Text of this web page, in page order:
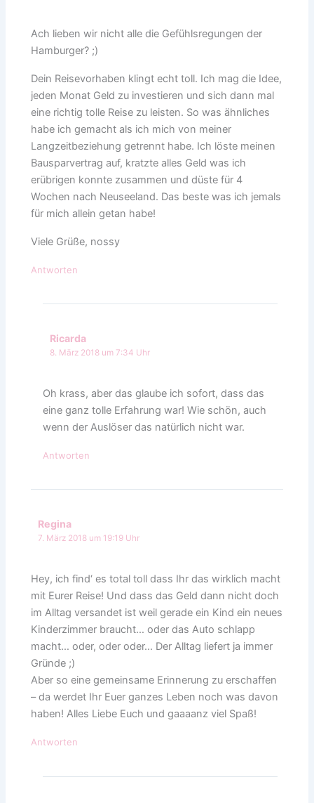
Ach lieben wir nicht alle die Gefühlsregungen der
Hamburger? ;)
Dein Reisevorhaben klingt echt toll. Ich mag die Idee,
jeden Monat Geld zu investieren und sich dann mal
eine richtig tolle Reise zu leisten. So was ähnliches
habe ich gemacht als ich mich von meiner
Langzeitbeziehung getrennt habe. Ich löste meinen
Bausparvertrag auf, kratzte alles Geld was ich
erübrigen konnte zusammen und düste für 4
Wochen nach Neuseeland. Das beste was ich jemals
für mich allein getan habe!
Viele Grüße, nossy
Antworten
Ricarda
8. März 2018 um 7:34 Uhr
Oh krass, aber das glaube ich sofort, dass das
eine ganz tolle Erfahrung war! Wie schön, auch
wenn der Auslöser das natürlich nicht war.
Antworten
Regina
7. März 2018 um 19:19 Uhr
Hey, ich find‘ es total toll dass Ihr das wirklich macht
mit Eurer Reise! Und dass das Geld dann nicht doch
im Alltag versandet ist weil gerade ein Kind ein neues
Kinderzimmer braucht… oder das Auto schlapp
macht… oder, oder oder… Der Alltag liefert ja immer
Gründe ;)
Aber so eine gemeinsame Erinnerung zu erschaffen
– da werdet Ihr Euer ganzes Leben noch was davon
haben! Alles Liebe Euch und gaaaanz viel Spaß!
Antworten